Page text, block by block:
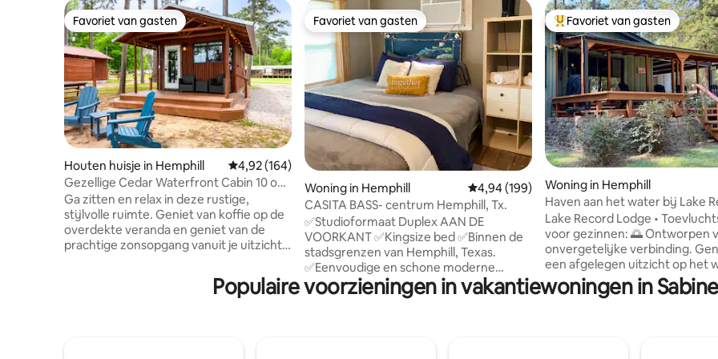
Favoriet van gasten
Favoriet van gasten
Houten huisje in Hemphill Gemiddelde beoordeling van 4,92 uit 5, 164 recensies
4,92 (164)
Gezellige Cedar Waterfront Cabin 10 op
Toledo Bend
Ga zitten en relax in deze rustige,
stijlvolle ruimte. Geniet van koffie op de
overdekte veranda en geniet van de
prachtige zonsopgang vanuit je uitzicht
National Forest. Houd zeker een oogje in
het zeil voor Amerikaanse zeearenden.
Favoriet van gasten
Favoriet van gasten
Woning in Hemphill Gemiddelde beoordeling van 4,94 uit 5, 199
4,94 (199)
CASITA BASS- centrum Hemphill, Tx.
✅Studioformaat Duplex AAN DE
VOORKANT ✅Kingsize bed ✅Binnen de
stadsgrenzen van Hemphill, Texas.
✅Eenvoudige en schone moderne
inrichting ✅Handicapbehoeften in
gedachten. ✅Oprijplaatingang. ✅3’
Topfavoriet van gasten
Favoriet van gasten
Woning in Hemphill
Haven aan het water bij Lake
Lodge
Lake Record Lodge •
voor gezinnen: 🌅 Ontworpen
onvergetelijke verbinding.
een afgelegen uitzicht op het
vanaf een ruime veranda –
ontspannen ochtenden en om
groepsmaaltijden en voor
Populaire voorzieningen in vakantiewoningen in